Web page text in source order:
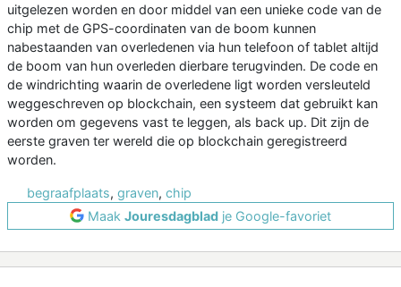
uitgelezen worden en door middel van een unieke code van de
chip met de GPS-coordinaten van de boom kunnen
nabestaanden van overledenen via hun telefoon of tablet altijd
de boom van hun overleden dierbare terugvinden. De code en
de windrichting waarin de overledene ligt worden versleuteld
weggeschreven op blockchain, een systeem dat gebruikt kan
worden om gegevens vast te leggen, als back up. Dit zijn de
eerste graven ter wereld die op blockchain geregistreerd
worden.
begraafplaats, graven, chip
Maak Jouresdagblad je Google-favoriet